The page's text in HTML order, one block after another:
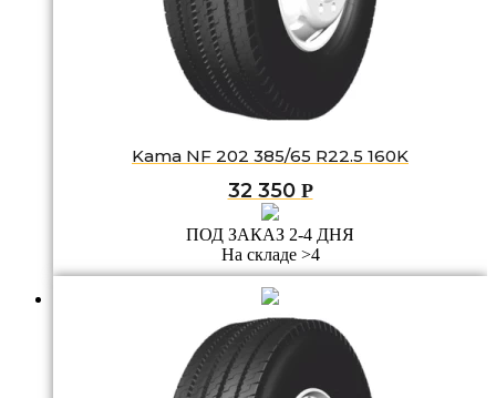
Kama NF 202 385/65 R22.5 160K
32 350 Р
ПОД ЗАКАЗ 2-4 ДНЯ
На складе >4